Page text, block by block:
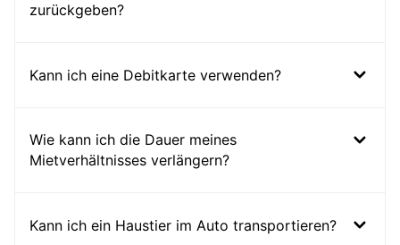
zurückgeben?
Kann ich eine Debitkarte verwenden?
Wie kann ich die Dauer meines
Mietverhältnisses verlängern?
Kann ich ein Haustier im Auto transportieren?